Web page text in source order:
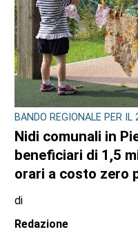
BANDO REGIONALE PER
Nidi comunali in
beneficiari di 1,5
orari a costo zero